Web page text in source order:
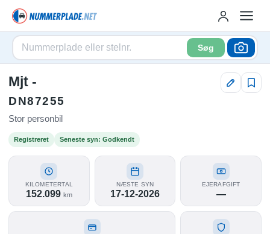
Søg
Mjt -
DN87255
Stor personbil
Registreret Seneste syn: Godkendt
KILOMETERTAL
152.099 km
NÆSTE SYN
17-12-2026
EJERAFGIFT
—